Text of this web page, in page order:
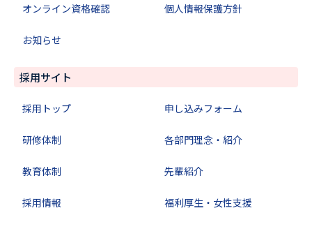
オンライン資格確認 個人情報保護方針
お知らせ
採用サイト
採用トップ 申し込みフォーム
研修体制 各部門理念・紹介
教育体制 先輩紹介
採用情報 福利厚生・女性支援